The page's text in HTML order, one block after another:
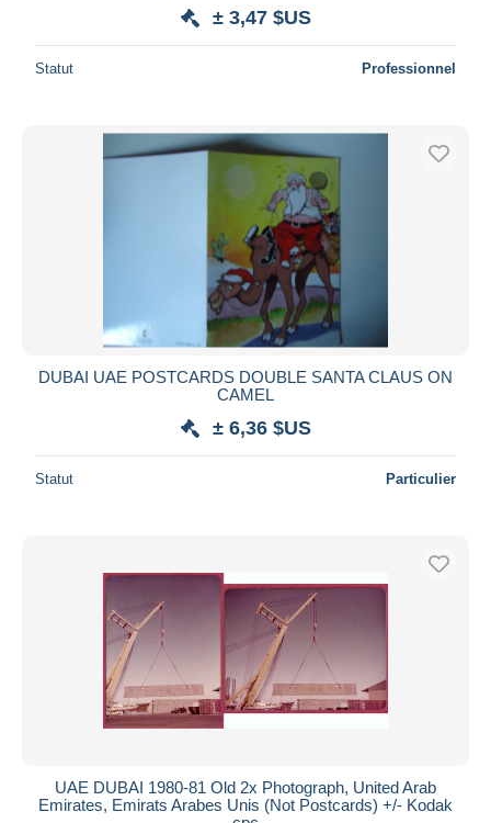
± 3,47 $US
Statut Professionnel
DUBAI UAE POSTCARDS DOUBLE SANTA CLAUS ON
CAMEL
± 6,36 $US
Statut Particulier
UAE DUBAI 1980-81 Old 2x Photograph, United Arab
Emirates, Emirats Arabes Unis (Not Postcards) +/- Kodak